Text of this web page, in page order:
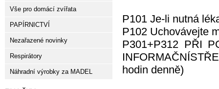
P101 Je-li nutná
P102 Uchovávejte
P301+P312 PŘI
hodin denně)
Vše pro domácí zvířata
PAPÍRNICTVÍ
Nezařazené novinky
Respirátory
Náhradní výrobky za MADEL